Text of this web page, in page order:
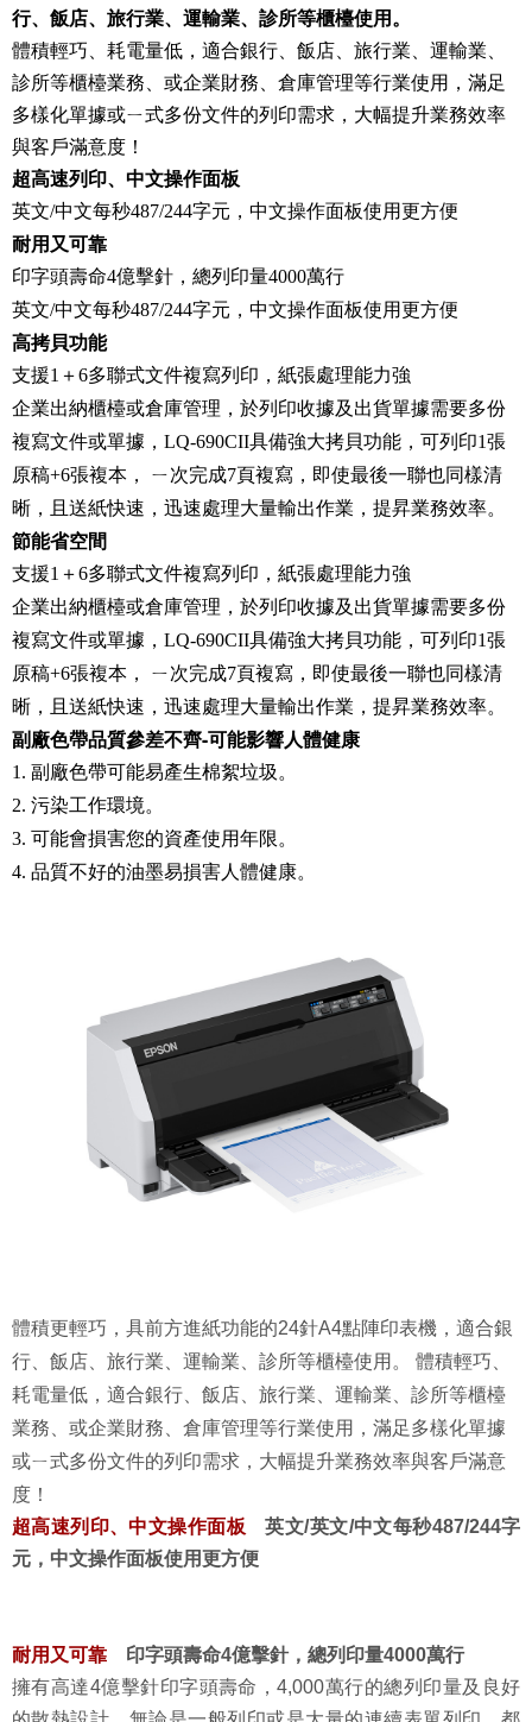
行、飯店、旅行業、運輸業、診所等櫃檯使用。
體積輕巧、耗電量低，適合銀行、飯店、旅行業、運輸業、
診所等櫃檯業務、或企業財務、倉庫管理等行業使用，滿足
多樣化單據或ㄧ式多份文件的列印需求，大幅提升業務效率
與客戶滿意度！
超高速列印、中文操作面板
英文/中文每秒487/244字元，中文操作面板使用更方便
耐用又可靠
印字頭壽命4億擊針，總列印量4000萬行
英文/中文每秒487/244字元，中文操作面板使用更方便
高拷貝功能
支援1＋6多聯式文件複寫列印，紙張處理能力強
企業出納櫃檯或倉庫管理，於列印收據及出貨單據需要多份
複寫文件或單據，LQ-690CII具備強大拷貝功能，可列印1張
原稿+6張複本， ㄧ次完成7頁複寫，即使最後一聯也同樣清
晰，且送紙快速，迅速處理大量輸出作業，提昇業務效率。
節能省空間
支援1＋6多聯式文件複寫列印，紙張處理能力強
企業出納櫃檯或倉庫管理，於列印收據及出貨單據需要多份
複寫文件或單據，LQ-690CII具備強大拷貝功能，可列印1張
原稿+6張複本， ㄧ次完成7頁複寫，即使最後一聯也同樣清
晰，且送紙快速，迅速處理大量輸出作業，提昇業務效率。
副廠色帶品質參差不齊-可能影響人體健康
1. 副廠色帶可能易產生棉絮垃圾。
2. 污染工作環境。
3. 可能會損害您的資產使用年限。
4. 品質不好的油墨易損害人體健康。
體積更輕巧，具前方進紙功能的24針A4點陣印表機，適合銀
行、飯店、旅行業、運輸業、診所等櫃檯使用。 體積輕巧、
耗電量低，適合銀行、飯店、旅行業、運輸業、診所等櫃檯
業務、或企業財務、倉庫管理等行業使用，滿足多樣化單據
或ㄧ式多份文件的列印需求，大幅提升業務效率與客戶滿意
度！
超高速列印、中文操作面板 英文/英文/中文每秒487/244字
元，中文操作面板使用更方便
耐用又可靠 印字頭壽命4億擊針，總列印量4000萬行
擁有高達4億擊針印字頭壽命，4,000萬行的總列印量及良好